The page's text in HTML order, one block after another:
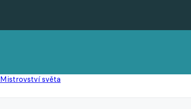
Mistrovství světa